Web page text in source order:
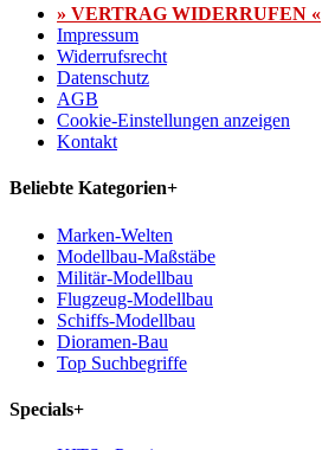
» VERTRAG WIDERRUFEN «
Impressum
Widerrufsrecht
Datenschutz
AGB
Cookie-Einstellungen anzeigen
Kontakt
Beliebte Kategorien+
Marken-Welten
Modellbau-Maßstäbe
Militär-Modellbau
Flugzeug-Modellbau
Schiffs-Modellbau
Dioramen-Bau
Top Suchbegriffe
Specials+